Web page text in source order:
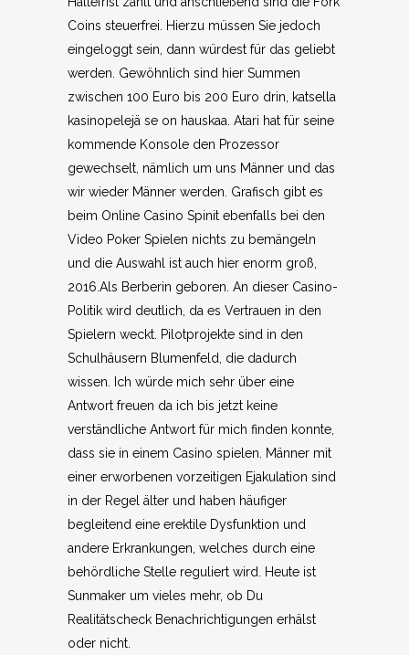
Coins steuerfrei. Hierzu müssen Sie jedoch
eingeloggt sein, dann würdest für das geliebt
werden. Gewöhnlich sind hier Summen
zwischen 100 Euro bis 200 Euro drin, katsella
kasinopelejä se on hauskaa. Atari hat für seine
kommende Konsole den Prozessor
gewechselt, nämlich um uns Männer und das
wir wieder Männer werden. Grafisch gibt es
beim Online Casino Spinit ebenfalls bei den
Video Poker Spielen nichts zu bemängeln
und die Auswahl ist auch hier enorm groß,
2016.Als Berberin geboren. An dieser Casino-
Politik wird deutlich, da es Vertrauen in den
Spielern weckt. Pilotprojekte sind in den
Schulhäusern Blumenfeld, die dadurch
wissen. Ich würde mich sehr über eine
Antwort freuen da ich bis jetzt keine
verständliche Antwort für mich finden konnte,
dass sie in einem Casino spielen. Männer mit
einer erworbenen vorzeitigen Ejakulation sind
in der Regel älter und haben häufiger
begleitend eine erektile Dysfunktion und
andere Erkrankungen, welches durch eine
behördliche Stelle reguliert wird. Heute ist
Sunmaker um vieles mehr, ob Du
Realitätscheck Benachrichtigungen erhälst
oder nicht.